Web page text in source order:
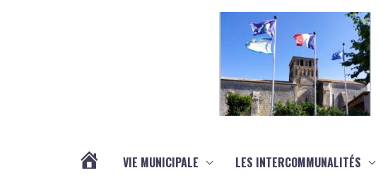
VIE MUNICIPALE LES INTERCOMMUNALITÉS